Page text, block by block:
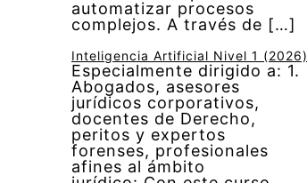
automatizar procesos
complejos. A través de […]
Inteligencia Artificial Nivel 1 (2026)
Especialmente dirigido a: 1.
Abogados, asesores
jurídicos corporativos,
docentes de Derecho,
peritos y expertos
forenses, profesionales
afines al ámbito